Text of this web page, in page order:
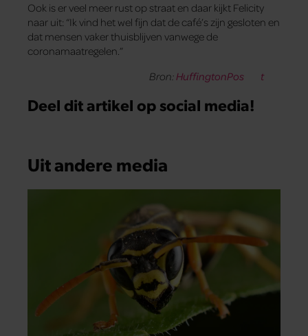
Ook is er veel meer rust op straat en daar kijkt Felicity
naar uit: “Ik vind het wel fijn dat de café’s zijn gesloten en
dat mensen vaker thuisblijven vanwege de
coronamaatregelen.”
Bron:HuffingtonPos t
Deel dit artikel op social media!
Uit andere media